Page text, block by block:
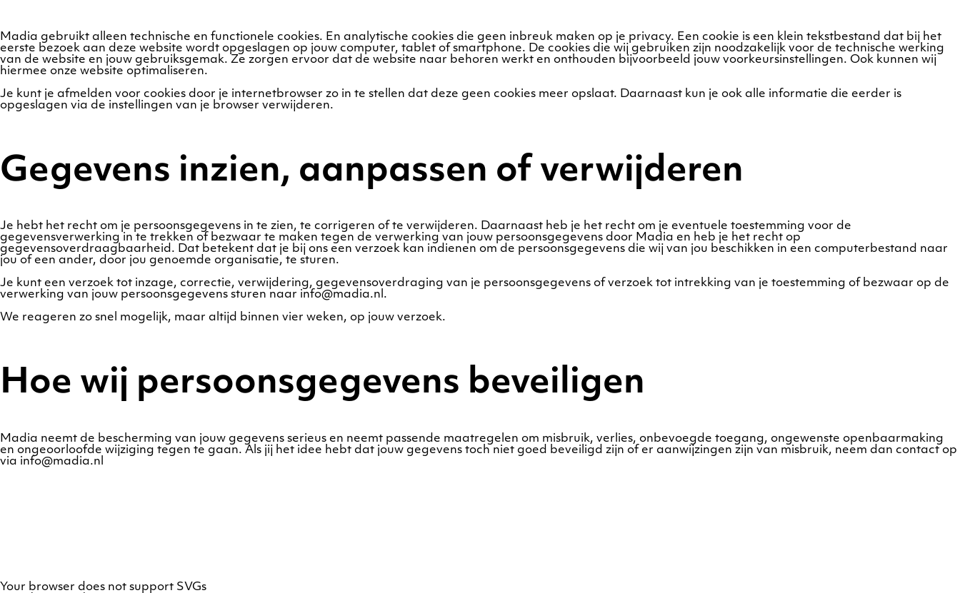
Madia gebruikt alleen technische en functionele cookies. En analytische cookies die geen inbreuk maken op je privacy. Een cookie is een klein tekstbestand dat bij het
eerste bezoek aan deze website wordt opgeslagen op jouw computer, tablet of smartphone. De cookies die wij gebruiken zijn noodzakelijk voor de technische werking
van de website en jouw gebruiksgemak. Ze zorgen ervoor dat de website naar behoren werkt en onthouden bijvoorbeeld jouw voorkeursinstellingen. Ook kunnen wij
hiermee onze website optimaliseren.
Je kunt je afmelden voor cookies door je internetbrowser zo in te stellen dat deze geen cookies meer opslaat. Daarnaast kun je ook alle informatie die eerder is
opgeslagen via de instellingen van je browser verwijderen.
Gegevens inzien, aanpassen of verwijderen
Je hebt het recht om je persoonsgegevens in te zien, te corrigeren of te verwijderen. Daarnaast heb je het recht om je eventuele toestemming voor de
gegevensverwerking in te trekken of bezwaar te maken tegen de verwerking van jouw persoonsgegevens door Madia en heb je het recht op
gegevensoverdraagbaarheid. Dat betekent dat je bij ons een verzoek kan indienen om de persoonsgegevens die wij van jou beschikken in een computerbestand naar
jou of een ander, door jou genoemde organisatie, te sturen.
Je kunt een verzoek tot inzage, correctie, verwijdering, gegevensoverdraging van je persoonsgegevens of verzoek tot intrekking van je toestemming of bezwaar op de
verwerking van jouw persoonsgegevens sturen naar info@madia.nl.
We reageren zo snel mogelijk, maar altijd binnen vier weken, op jouw verzoek.
Hoe wij persoonsgegevens beveiligen
Madia neemt de bescherming van jouw gegevens serieus en neemt passende maatregelen om misbruik, verlies, onbevoegde toegang, ongewenste openbaarmaking
en ongeoorloofde wijziging tegen te gaan. Als jij het idee hebt dat jouw gegevens toch niet goed beveiligd zijn of er aanwijzingen zijn van misbruik, neem dan contact op
via info@madia.nl
Your browser does not support SVGs